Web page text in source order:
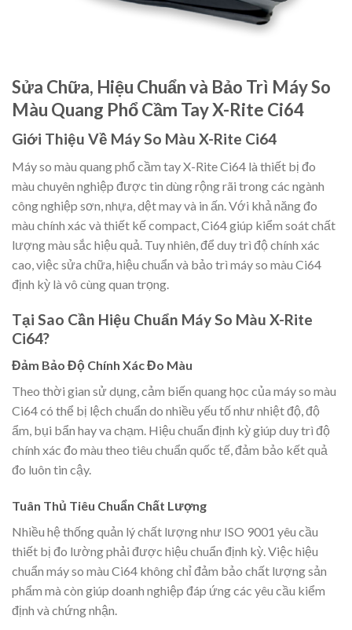
Sửa Chữa, Hiệu Chuẩn và Bảo Trì Máy So
Màu Quang Phổ Cầm Tay X-Rite Ci64
Giới Thiệu Về Máy So Màu X-Rite Ci64
Máy so màu quang phổ cầm tay X-Rite Ci64 là thiết bị đo
màu chuyên nghiệp được tin dùng rộng rãi trong các ngành
công nghiệp sơn, nhựa, dệt may và in ấn. Với khả năng đo
màu chính xác và thiết kế compact, Ci64 giúp kiểm soát chất
lượng màu sắc hiệu quả. Tuy nhiên, để duy trì độ chính xác
cao, việc sửa chữa, hiệu chuẩn và bảo trì máy so màu Ci64
định kỳ là vô cùng quan trọng.
Tại Sao Cần Hiệu Chuẩn Máy So Màu X-Rite
Ci64?
Đảm Bảo Độ Chính Xác Đo Màu
Theo thời gian sử dụng, cảm biến quang học của máy so màu
Ci64 có thể bị lệch chuẩn do nhiều yếu tố như nhiệt độ, độ
ẩm, bụi bẩn hay va chạm. Hiệu chuẩn định kỳ giúp duy trì độ
chính xác đo màu theo tiêu chuẩn quốc tế, đảm bảo kết quả
đo luôn tin cậy.
Tuân Thủ Tiêu Chuẩn Chất Lượng
Nhiều hệ thống quản lý chất lượng như ISO 9001 yêu cầu
thiết bị đo lường phải được hiệu chuẩn định kỳ. Việc hiệu
chuẩn máy so màu Ci64 không chỉ đảm bảo chất lượng sản
phẩm mà còn giúp doanh nghiệp đáp ứng các yêu cầu kiểm
định và chứng nhận.